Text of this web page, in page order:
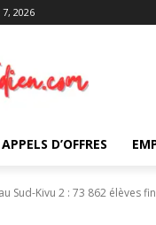
2026
APPELS D’OFFRES
au Sud-Kivu 2 : 73 862 élèves